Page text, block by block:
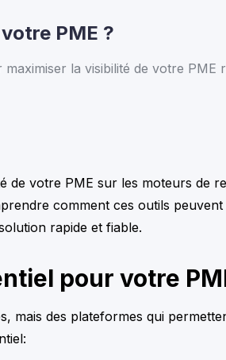
PME ?
la visibilité de votre PME
votre PME sur les moteurs de
comment ces outils
rapide et fiable.
pour votre
mais des plateformes qui